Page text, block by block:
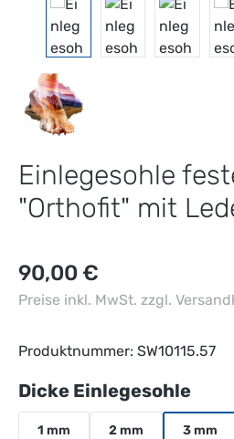
Einlegesohle
"Orthofit" mit
Regulärer Preis:
90,00 €
Preise inkl. MwSt. zzgl.
Produktnummer: SW10115.57
Dicke Einlegesohle
1 mm 2 mm 3 mm